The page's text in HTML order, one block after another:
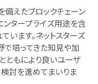
えたブロックチェーン
タープライズ用途を含
ます。ネットスターズ
培ってきた知見や加
ともにより良いユーザ
討を進めてまいりま